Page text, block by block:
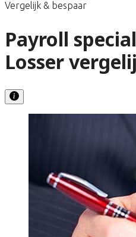
Vergelijk & bespaar
Payroll
Losser